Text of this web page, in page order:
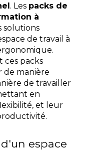
. Les packs de
à
solutions
de travail à
ces packs
de manière
de travailler
en
et leur
espace